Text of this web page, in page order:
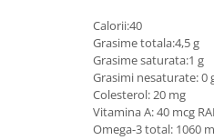
Calorii:40
Grasime totala:4,5 g
Grasime saturata:1 g
Grasimi nesaturate: 0
Colesterol: 20 mg
Vitamina A: 40 mcg
Omega-3 total: 1060